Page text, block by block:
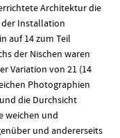
Architektur die
der Installation
auf 14 zum Teil
der Nischen waren
Variation von 21 (14
Photographien
die Durchsicht
weichen und
und andererseits